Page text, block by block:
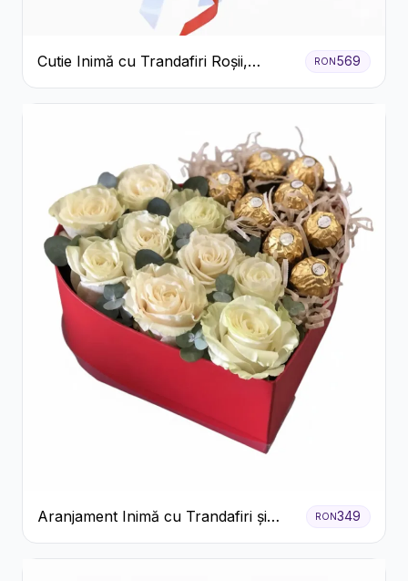
Cutie Inimă cu Trandafiri Roșii,
Crizanteme Albe și Bomboane
Raffaello
RON569
Aranjament Inimă cu Trandafiri și
Praline Ferrero
RON349